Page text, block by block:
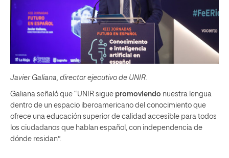
Javier Galiana, director ejecutivo de UNIR.
Galiana señaló que “UNIR sigue promoviendo nuestra lengua
dentro de un espacio iberoamericano del conocimiento que
ofrece una educación superior de calidad accesible para todos
los ciudadanos que hablan español, con independencia de
dónde residan”.